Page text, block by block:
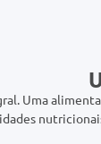
Uma